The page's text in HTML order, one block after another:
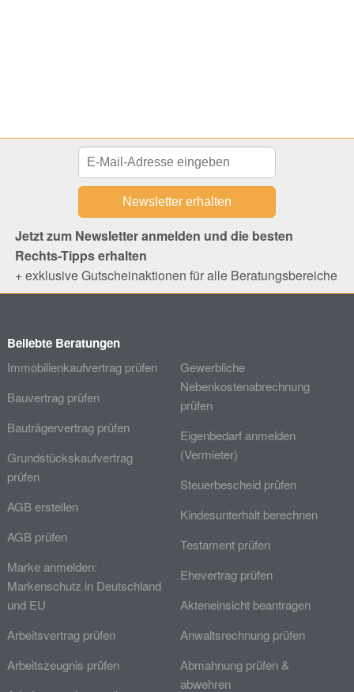
Jetzt zum Newsletter anmelden und die besten
Rechts-Tipps erhalten
+ exklusive Gutscheinaktionen für alle Beratungsbereiche
Beliebte Beratungen
Immobilienkaufvertrag prüfen
Bauvertrag prüfen
Bauträgervertrag prüfen
Grundstückskaufvertrag
prüfen
AGB erstellen
AGB prüfen
Marke anmelden:
Markenschutz in Deutschland
und EU
Arbeitsvertrag prüfen
Arbeitszeugnis prüfen
Gewerbliche
Nebenkostenabrechnung
prüfen
Eigenbedarf anmelden
(Vermieter)
Steuerbescheid prüfen
Kindesunterhalt berechnen
Testament prüfen
Ehevertrag prüfen
Akteneinsicht beantragen
Anwaltsrechnung prüfen
Abmahnung prüfen &
abwehren